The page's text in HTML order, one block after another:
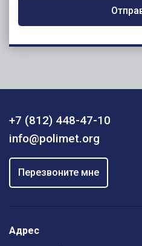
Адрес
+7 (812) 448-47-10
info@polimet.org
Перезвоните мне